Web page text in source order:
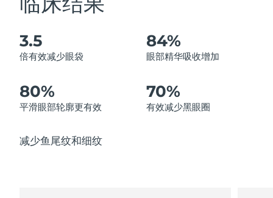
3.5
倍有效减少眼袋
84%
眼部精华吸收增加
80%
平滑眼部轮廓更有效
70%
有效减少黑眼圈
减少鱼尾纹和细纹
立陶宛
卢森堡 预计送达日期
马来西亚 预计送达日期